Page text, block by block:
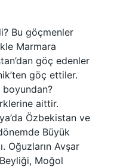
Bu göçmenler
Marmara
göç edenler
göç ettiler.
aittir.
Özbekistan ve
Büyük
Oğuzların Avşar
Moğol